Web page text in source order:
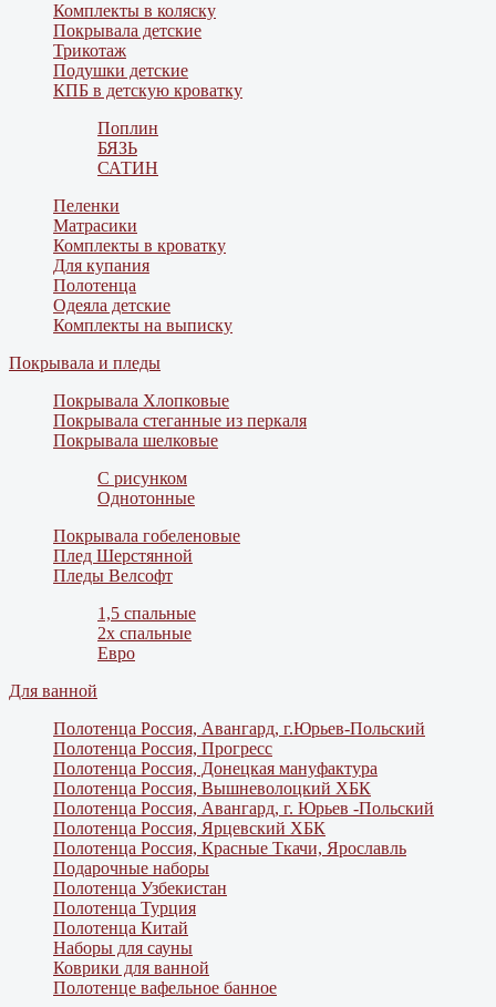
Комплекты в коляску
Покрывала детские
Трикотаж
Подушки детские
КПБ в детскую кроватку
Поплин
БЯЗЬ
САТИН
Пеленки
Матрасики
Комплекты в кроватку
Для купания
Полотенца
Одеяла детские
Комплекты на выписку
Покрывала и пледы
Покрывала Хлопковые
Покрывала стеганные из перкаля
Покрывала шелковые
С рисунком
Однотонные
Покрывала гобеленовые
Плед Шерстянной
Пледы Велсофт
1,5 спальные
2х спальные
Евро
Для ванной
Полотенца Россия, Авангард, г.Юрьев-Польский
Полотенца Россия, Прогресс
Полотенца Россия, Донецкая мануфактура
Полотенца Россия, Вышневолоцкий ХБК
Полотенца Россия, Авангард, г. Юрьев -Польский
Полотенца Россия, Ярцевский ХБК
Полотенца Россия, Красные Ткачи, Ярославль
Подарочные наборы
Полотенца Узбекистан
Полотенца Турция
Полотенца Китай
Наборы для сауны
Коврики для ванной
Полотенце вафельное банное